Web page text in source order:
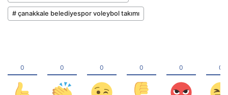
# çanakkale belediyespor voleybol takımı